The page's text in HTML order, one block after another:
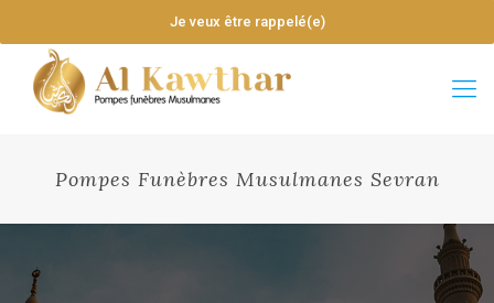
Je veux être rappelé(e)
Pompes Funèbres Musulmanes Sevran